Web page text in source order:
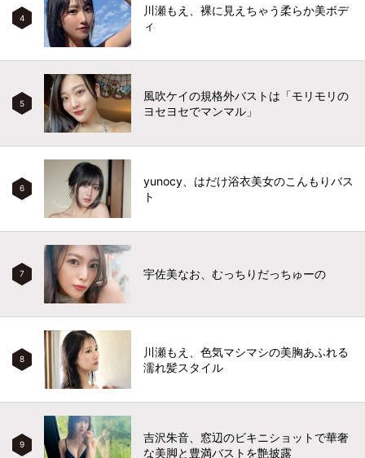
4
川瀬もえ、裸に見えちゃう柔らか美ボデ
ィ
5
風吹ケイの規格外バストは「モリモリの
ヨセヨセでマンマル」
6
yunocy、はだけ浴衣美女のこんもりバス
ト
7 宇佐美なお、むっちりだっちゅーの
8
川瀬もえ、色気マシマシの美胸あふれる
濡れ髪スタイル
9
吉沢朱音、窓辺のビキニショットで華奢
な美脚と豊満バストを艶披露